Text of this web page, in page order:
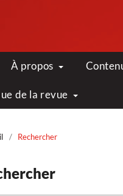
À propos
de la revue
/ Rechercher